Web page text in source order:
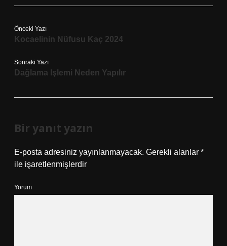
Önceki Yazı
Kocaelinin Nüfusu Kaç 2024
Sonraki Yazı
Dağlama Işlemi Neden Yapılır
Bir yanıt yazın
E-posta adresiniz yayınlanmayacak. Gerekli alanlar *
ile işaretlenmişlerdir
Yorum